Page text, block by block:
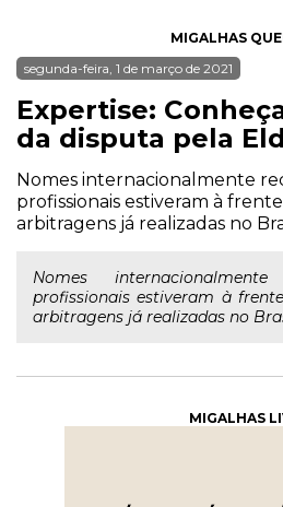
MIGALHAS
segunda-feira, 1 de março de 2021
Expertise:
da disputa pela
Nomes internacionalmente
profissionais estiveram à
arbitragens já realizadas no
Nomes
profissionais estiveram à
arbitragens já realizadas no
MIGALHAS